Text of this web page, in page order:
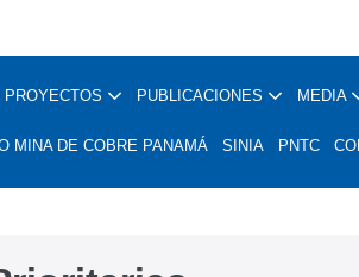
PROYECTOS PUBLICACIONES MEDIA
MINA DE COBRE PANAMÁ SINIA PNTC